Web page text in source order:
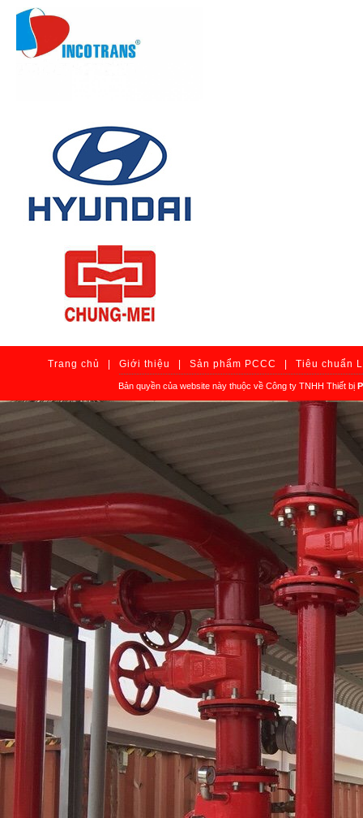
Trang chủ Giới thiệu Sản phẩm PCCC Tiêu chuẩn
Bản quyền của website này thuộc về Công ty TNHH Thiết bị